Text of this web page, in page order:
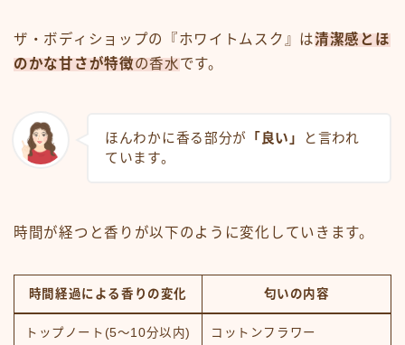
ザ・ボディショップの『ホワイトムスク』は清潔感とほ
のかな甘さが特徴の香水 です。
ほんわかに香る部分が 「良い」
と言われ
ています。
時間が経つと香りが以下のように変化していきます。
時間経過による香りの変化 匂いの内容
トップノート(5～10分以内) コットンフラワー